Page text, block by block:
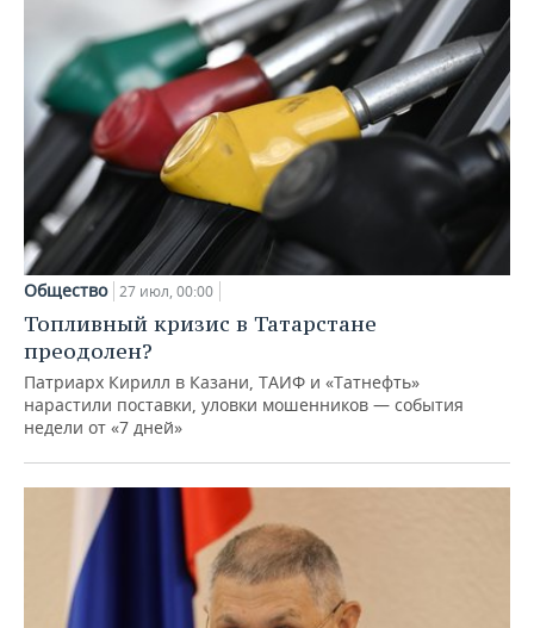
Общество 27 июл, 00:00
Топливный кризис в Татарстане
преодолен?
Патриарх Кирилл в Казани, ТАИФ и «Татнефть»
нарастили поставки, уловки мошенников — события
недели от «7 дней»